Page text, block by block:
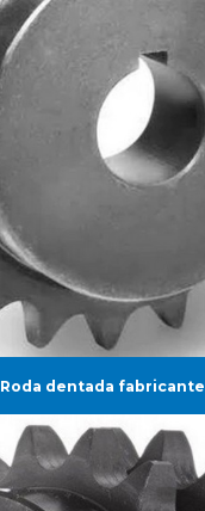
Roda dentada fabricante